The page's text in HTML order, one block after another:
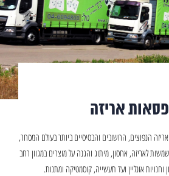
אריזה
הנפוצים, החשובים והבסיסיים ביותר בעולם המסחר,
לאריזה, אחסון, מיתוג והגנה על מוצרים במגוון רחב
אונליין ועד תעשייה, קוסמטיקה ומתנות.